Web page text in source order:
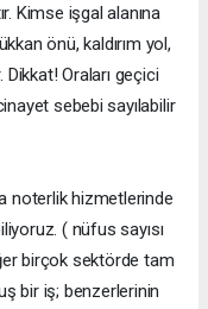
Kimse işgal alanına
önü, kaldırım yol,
Oraları geçici
sebebi sayılabilir
noterlik hizmetlerinde
( nüfus sayısı
birçok sektörde tam
bir iş; benzerlerinin